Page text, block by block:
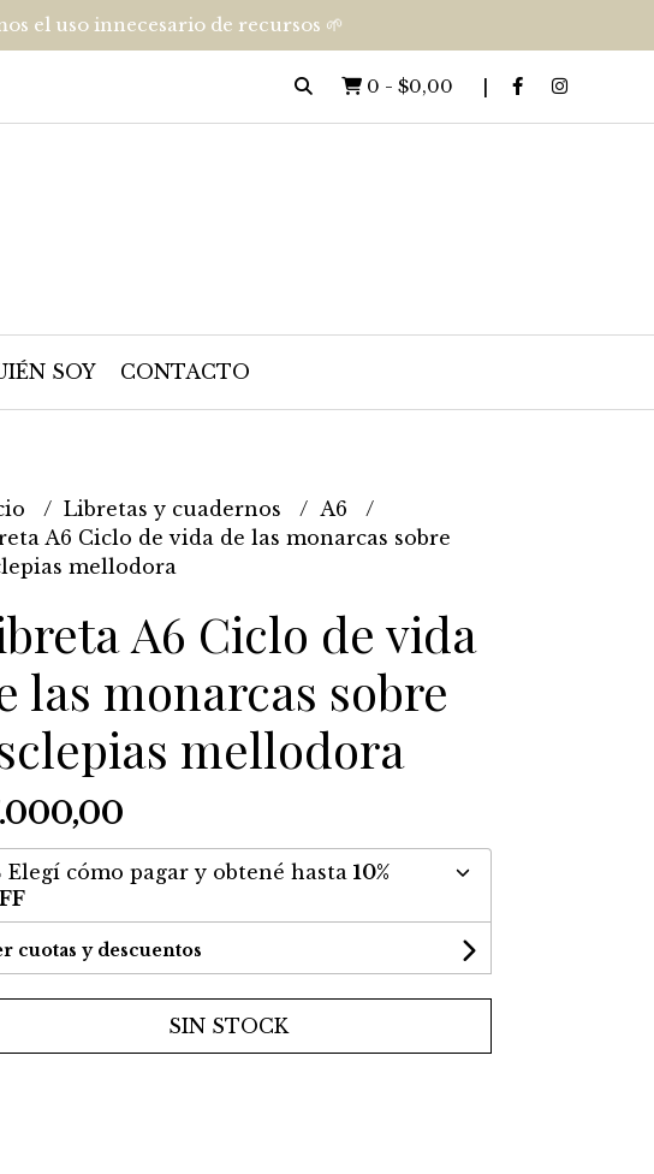
el uso innecesario de recursos 🌱
0 - $0,00
SOY CONTACTO
Libretas y cuadernos
A6
A6 Ciclo de vida de las monarcas sobre
mellodora
A6 Ciclo de vida
las monarcas sobre
mellodora
Elegí cómo pagar y obtené hasta 10%
cuotas y descuentos
SIN STOCK